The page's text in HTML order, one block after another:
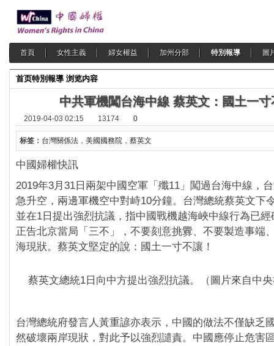
首頁 女性主義 婦女權益 加州分部 特別報導 圖
首页特別報導 浏览内容
中共軍機闖台海中線 蔡英文：國土一寸
2019-04-03 02:15 13174 0
标签： 台灣關係法 ， 美國國務院 ， 蔡英文
中國婦權快訊
2019年3月31日兩架中國空軍「殲11」闖過台海中線，
急升空，兩邊軍機空中對峙10分鐘。台灣總統蔡英文下
並在1日提出強烈抗議，指中國戰機越海峽中線行為已
正告北京當局「三不」，不要刻意挑釁、不要製造事端
海現狀。蔡英文堅定的說：國土一寸不讓！
蔡英文總統1日向中方提出強烈抗議。（圖片來自中
台灣總統府發言人黃重諺亦表示，中國的做法不僅缺乏
然破壞兩岸現狀，對此予以強烈譴責。中國應停止危害